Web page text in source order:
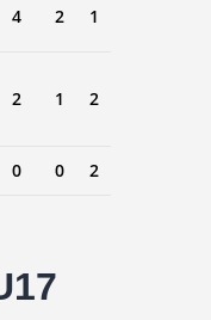
4 2 1
2 1 2
0 0 2